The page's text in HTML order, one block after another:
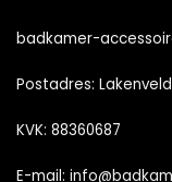
badkamer-
Postadres:
KVK: 88360687
E-mail: